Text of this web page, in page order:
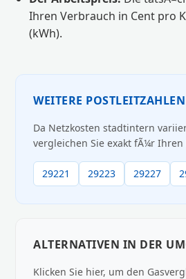
Ihren Verbrauch in Cent pro
(kWh).
WEITERE
Da Netzkosten stadtintern
vergleichen Sie exakt fÃ¼r Ihren
29221 29223 29227
ALTERNATIVEN IN DER
Klicken Sie hier, um den